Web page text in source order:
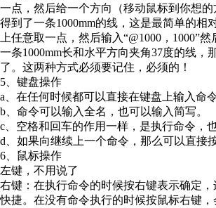
一点，然后给一个方向（移动鼠标到你想
得到了一条1000mm的线，这是最简单的
上任意取一点，然后输入“@1000，1000”
一条1000mm长和水平方向夹角37度的线，
了。这两种方式必须要记住，必须的！
5、键盘操作
a、在任何时候都可以直接在键盘上输入命
b、命令可以输入全名，也可以输入简写。
c、空格和回车的作用一样，是执行命令，
d、如果向继续上一个命令，那么可以直接
6、鼠标操作
左键，不用说了
右键：在执行命令的时候按右键表示确定
快捷。在没有命令执行的时候按鼠标右键